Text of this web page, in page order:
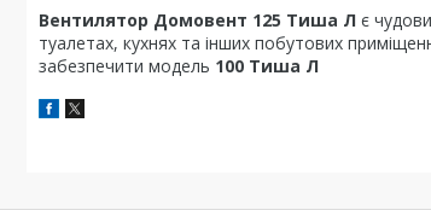
Вентилятор Домовент 125 Тиша Л є
туалетах, кухнях та інших побутових
забезпечити модель 100 Тиша Л